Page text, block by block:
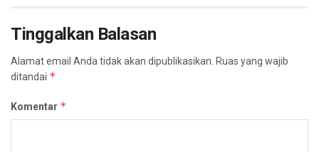
Tinggalkan Balasan
Alamat email Anda tidak akan dipublikasikan. Ruas yang wajib
ditandai *
Komentar *